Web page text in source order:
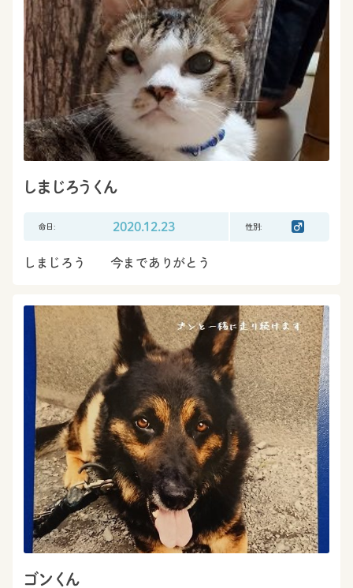
しまじろうくん
命日: 2020.12.23 性別:
しまじろう 今までありがとう
ゴンくん